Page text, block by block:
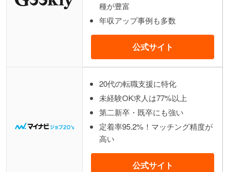
種が豊富
年収アップ事例も多数
公式サイト
20代の転職支援に特化
未経験OK求人は77%以上
第二新卒・既卒にも強い
定着率95.2%！マッチング精度が
高い
公式サイト